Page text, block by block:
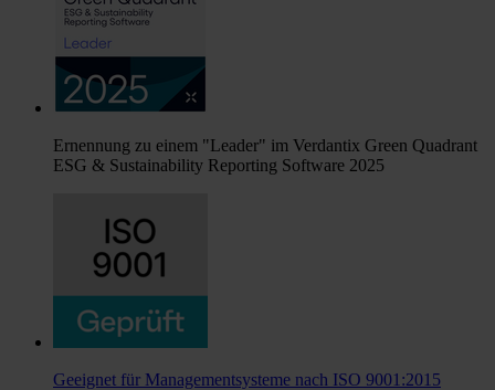
Ernennung zu einem "Leader" im Verdantix Green Quadrant
ESG & Sustainability Reporting Software 2025
Geeignet für Managementsysteme nach ISO 9001:2015